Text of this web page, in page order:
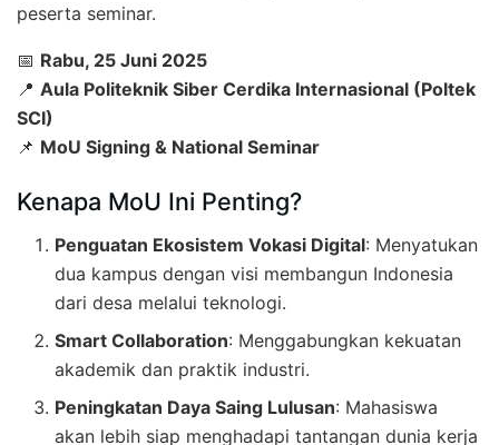
peserta seminar.
📅 Rabu, 25 Juni 2025
📍 Aula Politeknik Siber Cerdika Internasional (Poltek
SCI)
📌 MoU Signing & National Seminar
Kenapa MoU Ini Penting?
Penguatan Ekosistem Vokasi Digital: Menyatukan
dua kampus dengan visi membangun Indonesia
dari desa melalui teknologi.
Smart Collaboration: Menggabungkan kekuatan
akademik dan praktik industri.
Peningkatan Daya Saing Lulusan: Mahasiswa
akan lebih siap menghadapi tantangan dunia kerja